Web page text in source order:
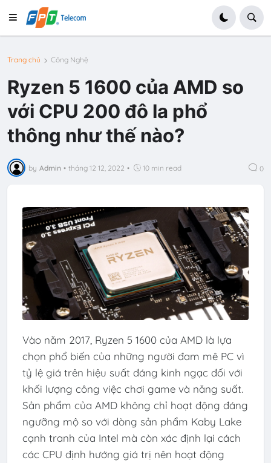
Trang chủ Công Nghệ
Ryzen 5 1600 của AMD so
với CPU 200 đô la phổ
thông như thế nào?
by Admin • tháng 12 12, 2022 • 10 min read 0
Vào năm 2017, Ryzen 5 1600 của AMD là lựa
chọn phổ biến của những người đam mê PC vì
tỷ lệ giá trên hiệu suất đáng kinh ngạc đối với
khối lượng công việc chơi game và năng suất.
Sản phẩm của AMD không chỉ hoạt động đáng
ngưỡng mộ so với dòng sản phẩm Kaby Lake
cạnh tranh của Intel mà còn xác định lại cách
các CPU định hướng giá trị nên hoạt động